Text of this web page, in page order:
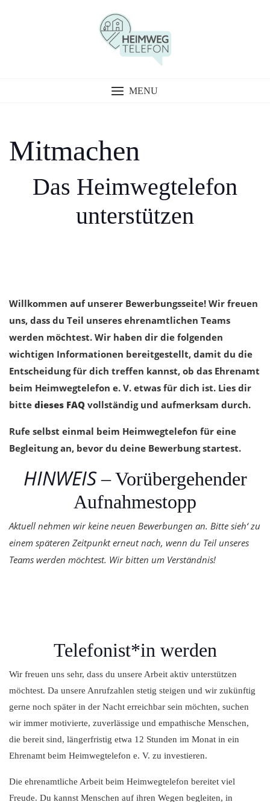
MENU
Mitmachen
Das Heimwegtelefon
unterstützen
Willkommen auf unserer Bewerbungsseite! Wir freuen
uns, dass du Teil unseres ehrenamtlichen Teams
werden möchtest. Wir haben dir die folgenden
wichtigen Informationen bereitgestellt, damit du die
Entscheidung für dich treffen kannst, ob das Ehrenamt
beim Heimwegtelefon e. V. etwas für dich ist. Lies dir
bitte dieses FAQ vollständig und aufmerksam durch.
Rufe selbst einmal beim Heimwegtelefon für eine
Begleitung an, bevor du deine Bewerbung startest.
HINWEIS– Vorübergehender
Aufnahmestopp
Aktuell nehmen wir keine neuen Bewerbungen an. Bitte sieh‘ zu
einem späteren Zeitpunkt erneut nach, wenn du Teil unseres
Teams werden möchtest. Wir bitten um Verständnis!
Telefonist*in werden
Wir freuen uns sehr, dass du unsere Arbeit aktiv unterstützen
möchtest. Da unsere Anrufzahlen stetig steigen und wir zukünftig
gerne noch später in der Nacht erreichbar sein möchten, suchen
wir immer motivierte, zuverlässige und empathische Menschen,
die bereit sind, längerfristig etwa 12 Stunden im Monat in ein
Ehrenamt beim Heimwegtelefon e. V. zu investieren.
Die ehrenamtliche Arbeit beim Heimwegtelefon bereitet viel
Freude. Du kannst Menschen auf ihren Wegen begleiten, in